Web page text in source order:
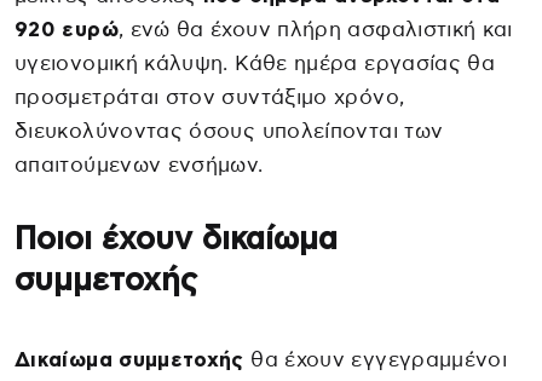
920 ευρώ, ενώ θα έχουν πλήρη ασφαλιστική και
υγειονομική κάλυψη. Κάθε ημέρα εργασίας θα
προσμετράται στον συντάξιμο χρόνο,
διευκολύνοντας όσους υπολείπονται των
απαιτούμενων ενσήμων.
Ποιοι έχουν δικαίωμα
συμμετοχής
Δικαίωμα συμμετοχής θα έχουν εγγεγραμμένοι